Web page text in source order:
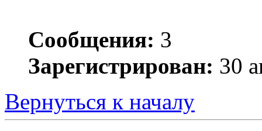
Сообщения: 3
Зарегистрирован: 30
Вернуться к началу